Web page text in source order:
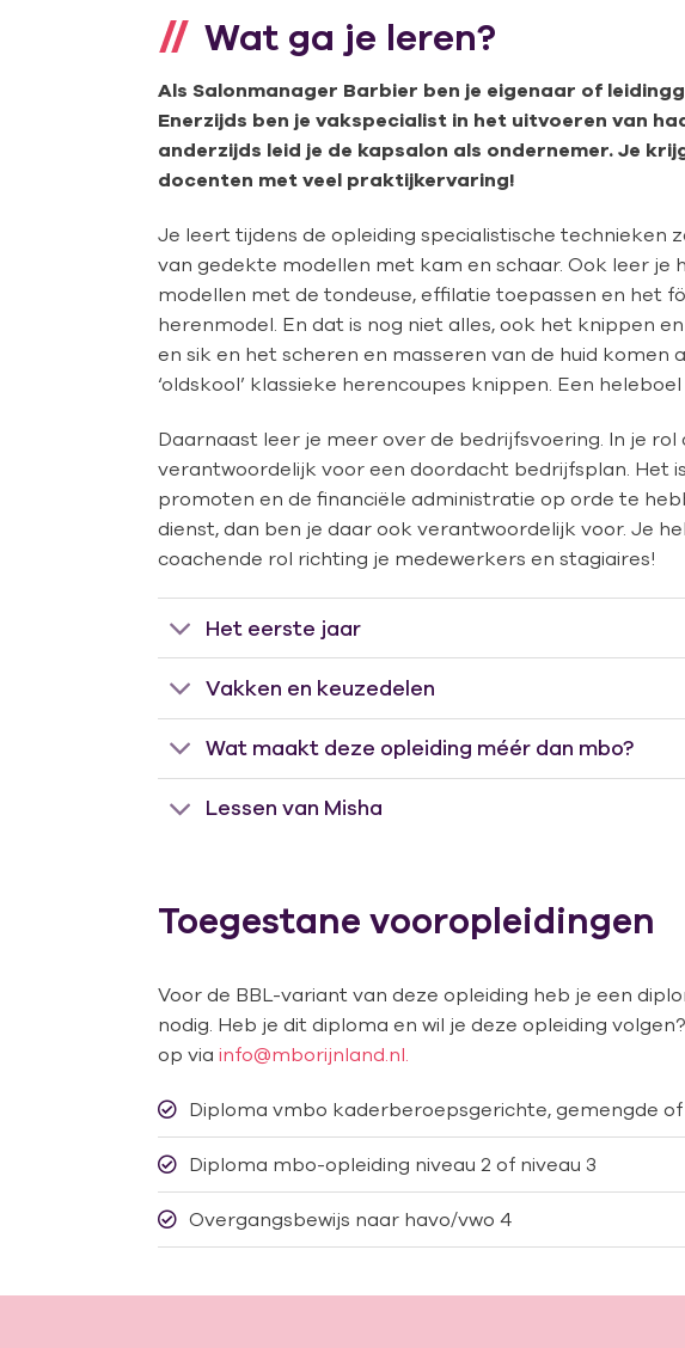
Wat ga je leren?
Als Salonmanager Barbier ben je eigenaar of
Enerzijds ben je vakspecialist in het uitvoeren van
anderzijds leid je de kapsalon als ondernemer. Je
docenten met veel praktijkervaring!
Je leert tijdens de opleiding specialistische technieken
van gedekte modellen met kam en schaar. Ook leer je
modellen met de tondeuse, effilatie toepassen en het
herenmodel. En dat is nog niet alles, ook het knippen
en sik en het scheren en masseren van de huid komen
‘oldskool’ klassieke herencoupes knippen. Een heleboel
Daarnaast leer je meer over de bedrijfsvoering. In je rol
verantwoordelijk voor een doordacht bedrijfsplan. Het
promoten en de financiële administratie op orde te
dienst, dan ben je daar ook verantwoordelijk voor. Je
coachende rol richting je medewerkers en stagiaires!
Het eerste jaar
Vakken en keuzedelen
Wat maakt deze opleiding méér dan mbo?
Lessen van Misha
Toegestane vooropleidingen
Voor de BBL-variant van deze opleiding heb je een
nodig. Heb je dit diploma en wil je deze opleiding
op via info@mborijnland.nl.
Diploma vmbo kaderberoepsgerichte, gemengde
Diploma mbo-opleiding niveau 2 of niveau 3
Overgangsbewijs naar havo/vwo 4